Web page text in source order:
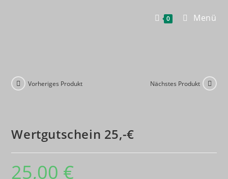
0 Menü
Vorheriges Produkt Nächstes Produkt
Wertgutschein 25,-€
25,00 €